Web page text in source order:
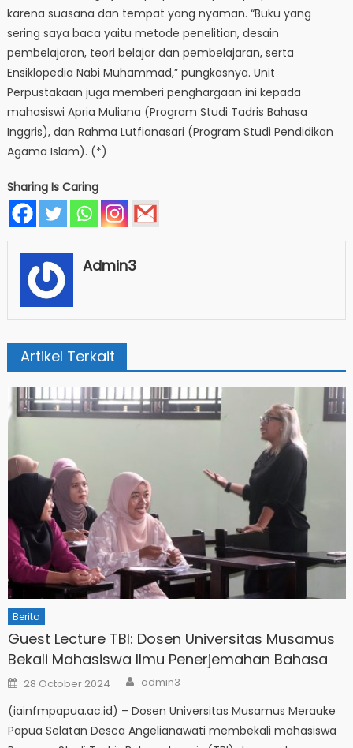
karena suasana dan tempat yang nyaman. “Buku yang
sering saya baca yaitu metode penelitian, desain
pembelajaran, teori belajar dan pembelajaran, serta
Ensiklopedia Nabi Muhammad,” pungkasnya. Unit
Perpustakaan juga memberi penghargaan ini kepada
mahasiswi Apria Muliana (Program Studi Tadris Bahasa
Inggris), dan Rahma Lutfianasari (Program Studi Pendidikan
Agama Islam). (*)
Sharing Is Caring
Admin3
Artikel Terkait
Berita
Guest Lecture TBI: Dosen Universitas Musamus
Bekali Mahasiswa Ilmu Penerjemahan Bahasa
Posted
on
28 October 2024 Author
admin3
(iainfmpapua.ac.id) – Dosen Universitas Musamus Merauke
Papua Selatan Desca Angelianawati membekali mahasiswa